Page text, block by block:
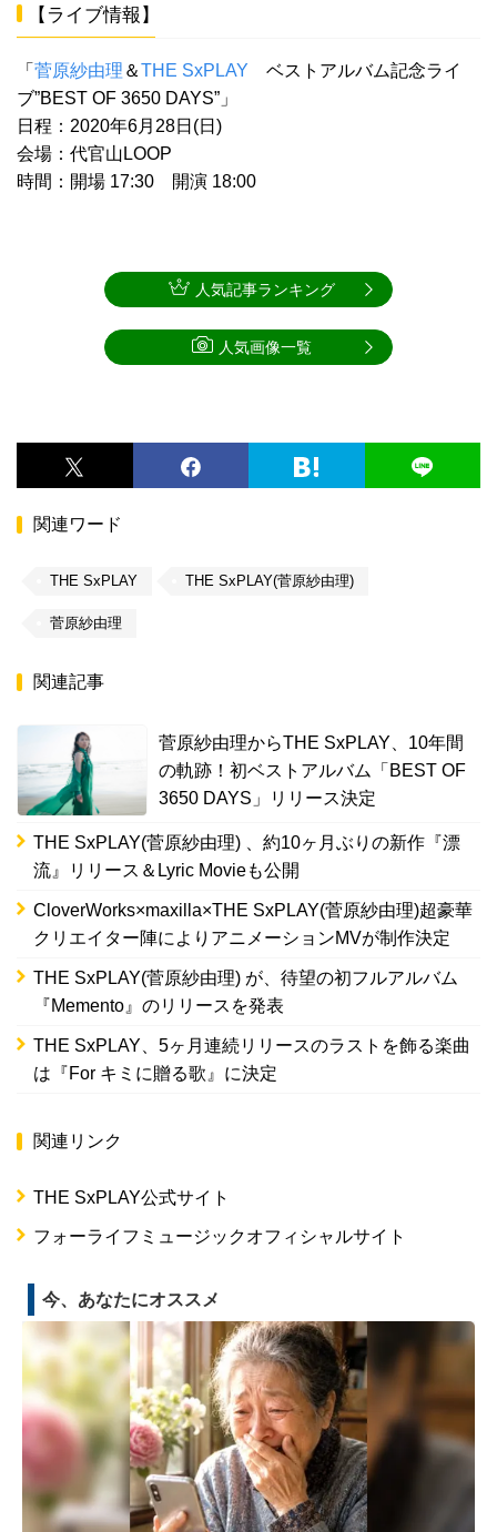
【ライブ情報】
「 菅原紗由理 ＆THE SxPLAY ベストアルバム記念ライ
ブ”BEST OF 3650 DAYS”」
日程：2020年6月28日(日)
会場：代官山LOOP
時間：開場 17:30 開演 18:00
関連ワード
THE SxPLAY THE SxPLAY(菅原紗由理)
菅原紗由理
関連記事
菅原紗由理からTHE SxPLAY、10年間
の軌跡！初ベストアルバム「BEST OF
3650 DAYS」リリース決定
THE SxPLAY(菅原紗由理) 、約10ヶ月ぶりの新作『漂
流』リリース＆Lyric Movieも公開
CloverWorks×maxilla×THE SxPLAY(菅原紗由理)超豪華
クリエイター陣によりアニメーションMVが制作決定
THE SxPLAY(菅原紗由理) が、待望の初フルアルバム
『Memento』のリリースを発表
THE SxPLAY、5ヶ月連続リリースのラストを飾る楽曲
は『For キミに贈る歌』に決定
関連リンク
THE SxPLAY公式サイト
フォーライフミュージックオフィシャルサイト
人気記事ランキング
人気画像一覧
今、あなたにオススメ